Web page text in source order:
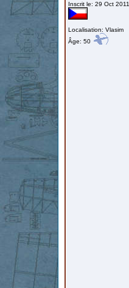
Inscrit le: 29 Oct 2011
Localisation: Vlasim
Âge: 50